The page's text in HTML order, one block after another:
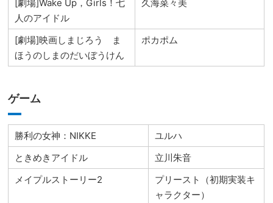
[劇場]Wake Up，Girls！七
人のアイドル
久海菜々美
[劇場]映画しまじろう ま
ほうのしまのだいぼうけん
ポカポム
ゲーム
勝利の女神：NIKKE
ユルハ
ときめきアイドル
立川朱音
メイプルストーリー2
プリースト（初期実装キ
ャラクター）